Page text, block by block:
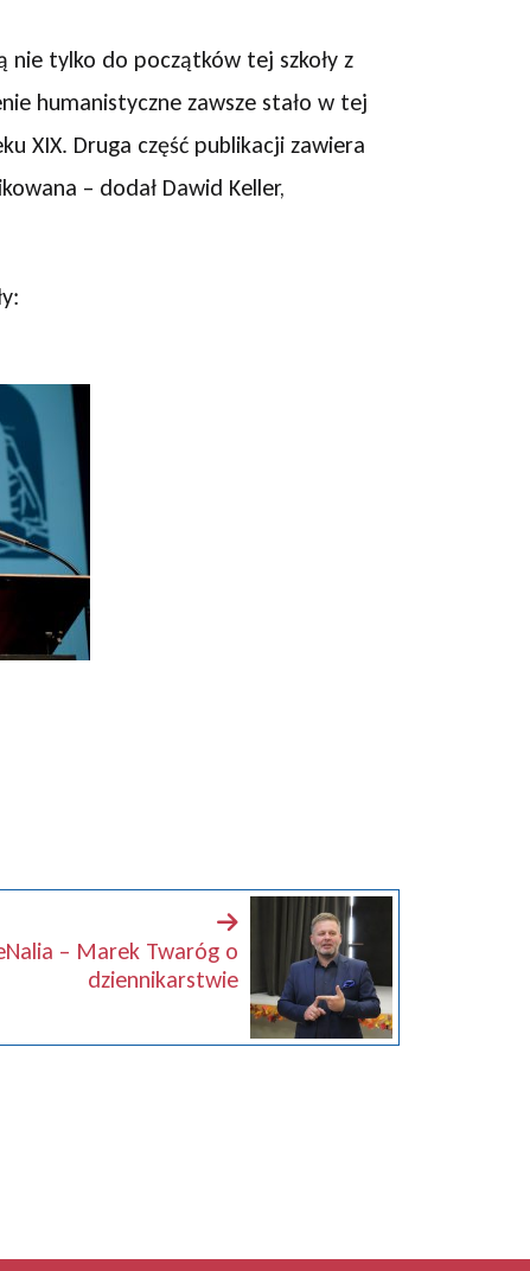
nie tylko do początków tej szkoły z
humanistyczne zawsze stało w tej
XIX. Druga część publikacji zawiera
– dodał Dawid Keller,
– Marek Twaróg o
dziennikarstwie